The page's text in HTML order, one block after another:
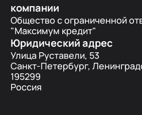
компании
Общество с ограниченной
"Максимум кредит"
Юридический адрес
Улица Руставели, 53
Санкт-Петербург,
195299
Россия